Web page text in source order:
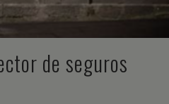
de seguros